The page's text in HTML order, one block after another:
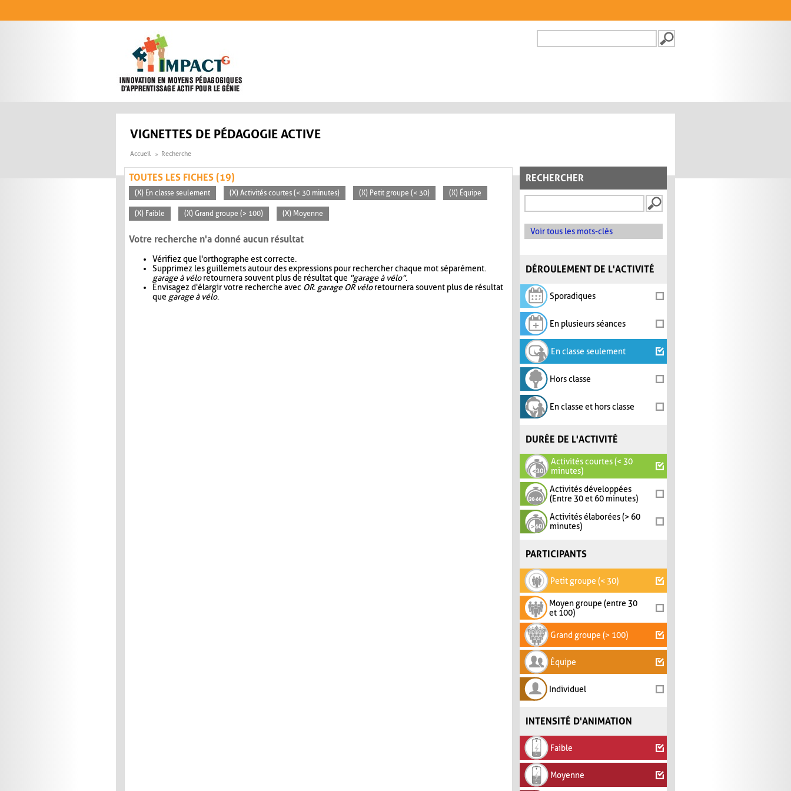
FORMULAIRE DE
VIGNETTES DE PÉDAGOGIE ACTIVE
Accueil Recherche
RECHERCHER
Voir tous les mots-clés
DÉROULEMENT DE L'ACTIVITÉ
Sporadiques
En plusieurs séances
En classe seulement
Hors classe
En classe et hors classe
DURÉE DE L'ACTIVITÉ
Activités courtes (< 30
minutes)
Activités développées
(Entre 30 et 60 minutes)
Activités élaborées (> 60
minutes)
PARTICIPANTS
Petit groupe (< 30)
Moyen groupe (entre 30
et 100)
Grand groupe (> 100)
Équipe
Individuel
INTENSITÉ D'ANIMATION
Faible
Moyenne
TOUTES LES FICHES (19)
(X) En classe seulement (X) Activités courtes (< 30 minutes) (X) Petit groupe (< 30) (X) Équipe
(X) Faible (X) Grand groupe (> 100) (X) Moyenne
Votre recherche n'a donné aucun résultat
Vérifiez que l'orthographe est correcte.
Supprimez les guillemets autour des expressions pour rechercher chaque mot séparément.
garage à véloretournera souvent plus de résultat que "garage à vélo".
Envisagez d'élargir votre recherche avec OR. garage OR véloretournera souvent plus de résultat
que garage à vélo.